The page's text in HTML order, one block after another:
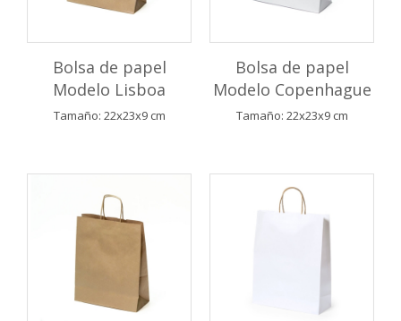
Bolsa de papel
Modelo Lisboa
Tamaño: 22x23x9 cm
Bolsa de papel
Modelo Copenhague
Tamaño: 22x23x9 cm